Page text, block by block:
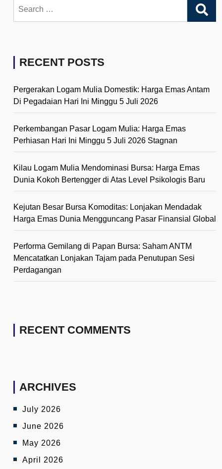
for:
RECENT POSTS
Pergerakan Logam Mulia Domestik: Harga Emas Antam
Di Pegadaian Hari Ini Minggu 5 Juli 2026
Perkembangan Pasar Logam Mulia: Harga Emas
Perhiasan Hari Ini Minggu 5 Juli 2026 Stagnan
Kilau Logam Mulia Mendominasi Bursa: Harga Emas
Dunia Kokoh Bertengger di Atas Level Psikologis Baru
Kejutan Besar Bursa Komoditas: Lonjakan Mendadak
Harga Emas Dunia Mengguncang Pasar Finansial Global
Performa Gemilang di Papan Bursa: Saham ANTM
Mencatatkan Lonjakan Tajam pada Penutupan Sesi
Perdagangan
RECENT COMMENTS
ARCHIVES
July 2026
June 2026
May 2026
April 2026